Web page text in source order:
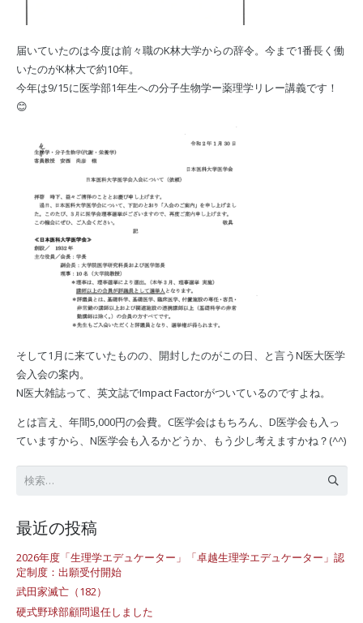
届いていたのは今度は前々職のK林大学からの辞令。今まで1番長く働
いたのがK林大で約10年。
今年は9/15に医学部1年生への分子生物学ー薬理学リレー講義です！
😊
そして1月に来ていたものの、開封したのがこの日、と言うN医大医学
会入会の案内。
N医大雑誌って、英文誌でImpact Factorがついているのですよね。
とは言え、年間5,000円の会費。C医学会はもちろん、D医学会も入っ
ていますから、N医学会も入るかどうか、もう少し考えますかね？(^^)
最近の投稿
2026年度「生理学エデュケーター」「卓越生理学エデュケーター」認
定制度：出願受付開始
武田家滅亡（182）
硬式野球部顧問退任しました